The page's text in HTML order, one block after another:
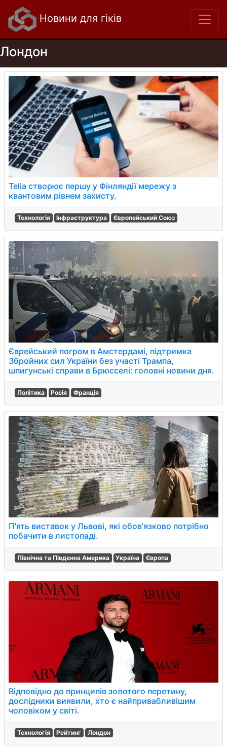
Новини для гіків
Лондон
Telia створює першу у Фінляндії мережу з
квантовим рівнем захисту.
Технологія Інфраструктура Європейський Союз
Єврейський погром в Амстердамі, підтримка
Збройних сил України без участі Трампа,
шпигунські справи в Брюсселі: головні новини дня.
Політика Росія Франція
П'ять виставок у Львові, які обов'язково потрібно
побачити в листопаді.
Північна та Південна Америка Україна Європа
Відповідно до принципів золотого перетину,
дослідники виявили, хто є найпривабливішим
чоловіком у світі.
Технологія Рейтинг Лондон